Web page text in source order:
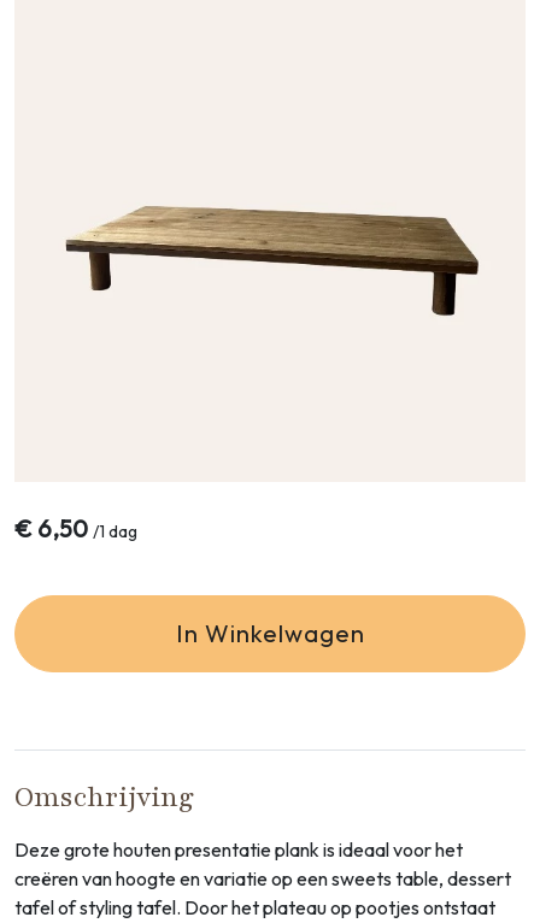
€ 6,50 /1 dag
In Winkelwagen
Omschrijving
Deze grote houten presentatie plank is ideaal voor het
creëren van hoogte en variatie op een sweets table, dessert
tafel of styling tafel. Door het plateau op pootjes ontstaat